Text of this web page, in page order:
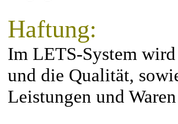
Haftung:
Im LETS-System
und die Qualität,
Leistungen und